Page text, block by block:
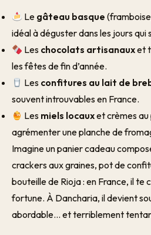
Le gâteau basque
idéal à déguster dans les jours qui
Les chocolats artisanauxet
les fêtes de fin d’année.
Les confitures au lait de
souvent introuvables en France.
Les miels locauxet crèmes
agrémenter une planche de
Imagine un panier cadeau
crackers aux graines, pot de
bouteille de Rioja : en France, il
fortune. À Dancharia, il devient
abordable… et terriblement